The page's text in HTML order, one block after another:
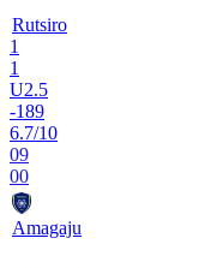
Rutsiro
1
1
U2.5
-189
6.7/10
09
00
Amagaju